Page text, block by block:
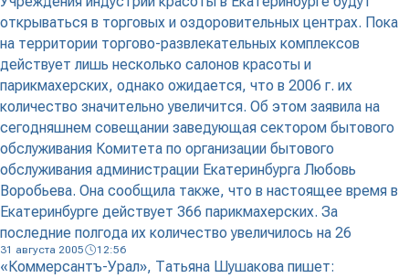
открываться в торговых и оздоровительных центрах. Пока
на территории торгово-развлекательных комплексов
действует лишь несколько салонов красоты и
парикмахерских, однако ожидается, что в 2006 г. их
количество значительно увеличится. Об этом заявила на
сегодняшнем совещании заведующая сектором бытового
обслуживания Комитета по организации бытового
обслуживания администрации Екатеринбурга Любовь
Воробьева. Она сообщила также, что в настоящее время в
Екатеринбурге действует 366 парикмахерских. За
последние полгода их количество увеличилось на 26
31 августа 2005 12:56
«Коммерсантъ-Урал», Татьяна Шушакова пишет: